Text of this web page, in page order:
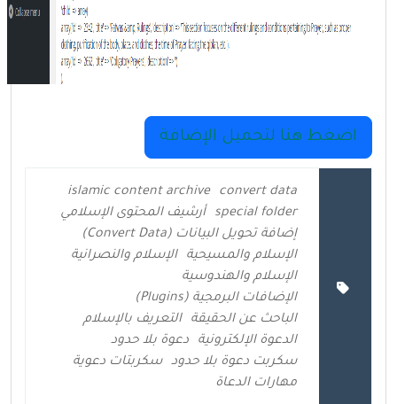
اضغط هنا لتحميل الإضافة
convert data
islamic content archive
special folder
أرشيف المحتوى الإسلامي
إضافة تحويل البيانات (Convert Data)
الإسلام والمسيحية
الإسلام والنصرانية
الإسلام والهندوسية
الإضافات البرمجية (Plugins)
الباحث عن الحقيقة
التعريف بالإسلام
الدعوة الإلكترونية
دعوة بلا حدود
سكربت دعوة بلا حدود
سكربتات دعوية
مهارات الدعاة